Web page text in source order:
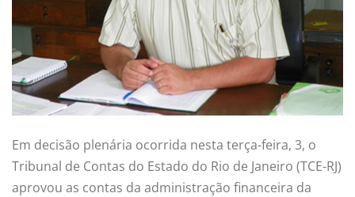
Em decisão plenária ocorrida nesta terça-feira, 3, o
Tribunal de Contas do Estado do Rio de Janeiro (TCE-RJ)
aprovou as contas da administração financeira da